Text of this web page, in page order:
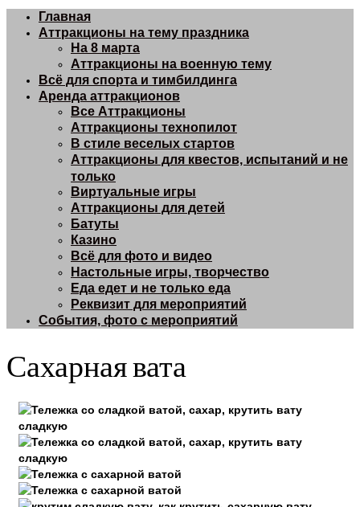
Главная
Аттракционы на тему праздника
На 8 марта
Аттракционы на военную тему
Всё для спорта и тимбилдинга
Аренда аттракционов
Все Аттракционы
Аттракционы технопилот
В стиле веселых стартов
Аттракционы для квестов, испытаний и не
только
Виртуальные игры
Аттракционы для детей
Батуты
Казино
Всё для фото и видео
Настольные игры, творчество
Еда едет и не только еда
Реквизит для мероприятий
События, фото с мероприятий
Сахарная вата